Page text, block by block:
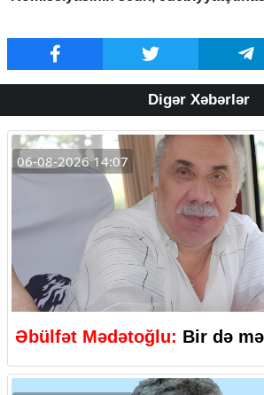
Digər Xəbərlər
06-08-2026 14:07
Əbülfət Mədətoğlu: Bir də